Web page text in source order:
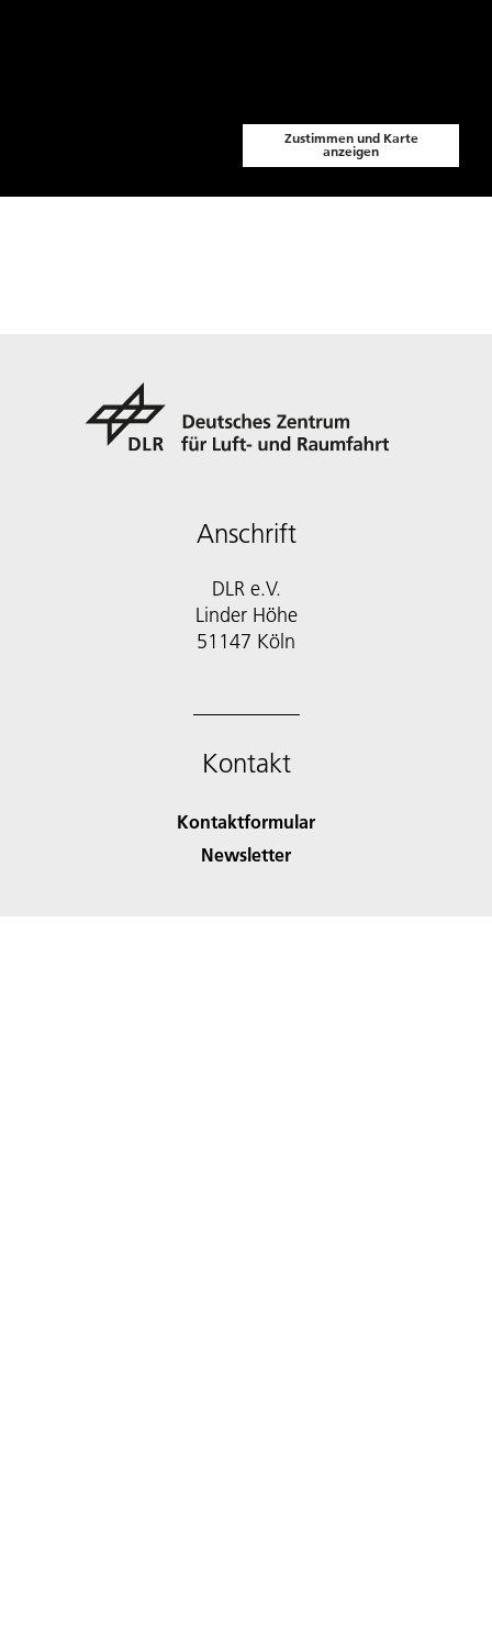
Zustimmen und Karte
anzeigen
Anschrift
DLR e.V.
Linder Höhe
51147 Köln
Kontakt
Kontaktformular
Newsletter